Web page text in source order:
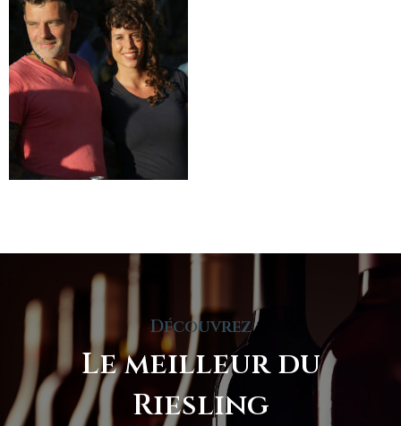
Découvrez
Le meilleur du
Riesling